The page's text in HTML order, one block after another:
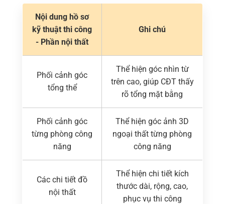
Nội dung hồ sơ
kỹ thuật thi công
- Phần nội thất
Ghi chú
Phối cảnh góc
tổng thể
Thể hiện góc nhìn từ
trên cao, giúp CĐT thấy
rõ tổng mặt bằng
Phối cảnh góc
từng phòng công
năng
Thể hiện góc ảnh 3D
ngoại thất từng phòng
công năng
Các chi tiết đồ
nội thất
Thể hiện chi tiết kích
thước dài, rộng, cao,
phục vụ thi công